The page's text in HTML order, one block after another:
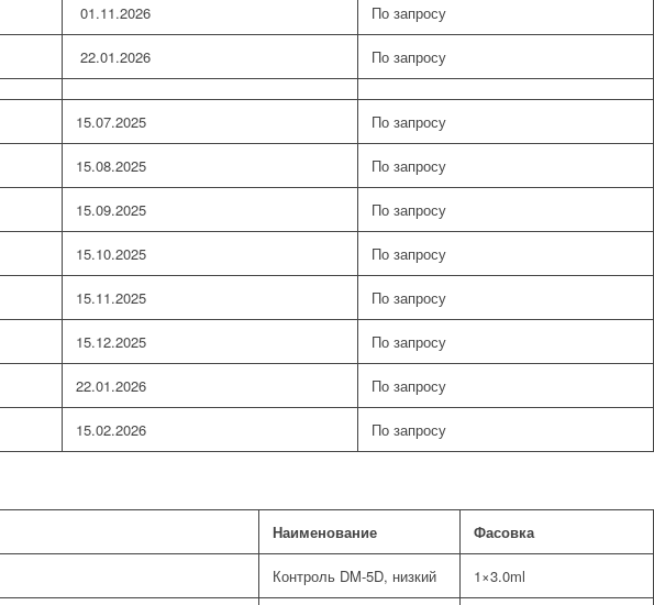
01.11.2026 По запросу
22.01.2026 По запросу
15.07.2025 По запросу
15.08.2025 По запросу
15.09.2025 По запросу
15.10.2025 По запросу
15.11.2025 По запросу
15.12.2025 По запросу
22.01.2026 По запросу
15.02.2026 По запросу
Наименование Фасовка
Контроль DM-5D, низкий 1×3.0ml